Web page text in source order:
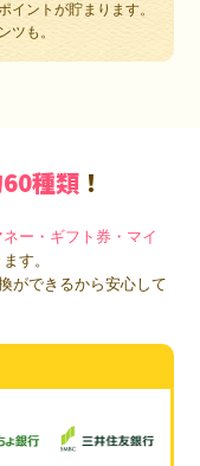
イントが貯まります。
ツも。
種類 ！
ー・ギフト券・マイ
す。
ができるから安心して